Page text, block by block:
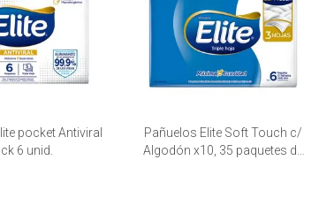
pocket Antiviral
6 unid.
Pañuelos Elite Soft Touch c/
Algodón x10, 35 paquetes de